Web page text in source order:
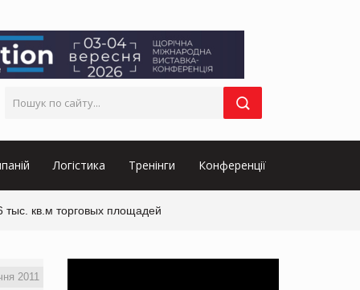
Логістика Тренінги Конференції
тыс. кв.м торговых площадей
2011